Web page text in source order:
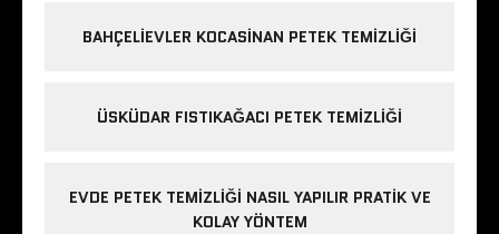
BAHÇELIEVLER KOCASINAN PETEK TEMIZLIĞI
ÜSKÜDAR FISTIKAĞACI PETEK TEMIZLIĞI
EVDE PETEK TEMIZLIĞI NASIL YAPILIR PRATIK VE
KOLAY YÖNTEM